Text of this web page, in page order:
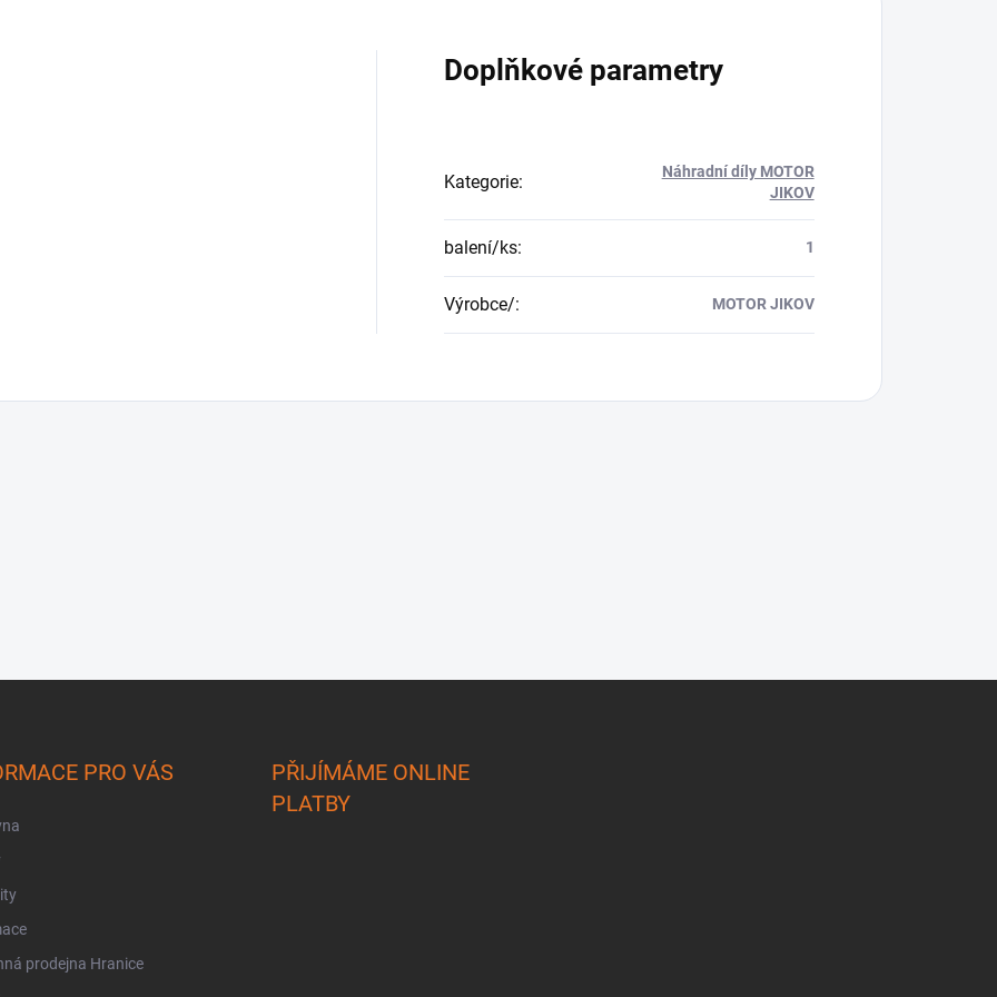
Doplňkové parametry
Kategorie:
Náhradní díly MOTOR
JIKOV
balení/ks: 1
Výrobce/: MOTOR JIKOV
PRO VÁS
prodejna Hranice
PŘIJÍMÁME ONLINE
PLATBY